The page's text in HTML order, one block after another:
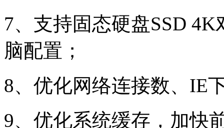
7、支持固态硬盘SSD
脑配置；
8、优化网络连接数、IE
9、优化系统缓存，加快